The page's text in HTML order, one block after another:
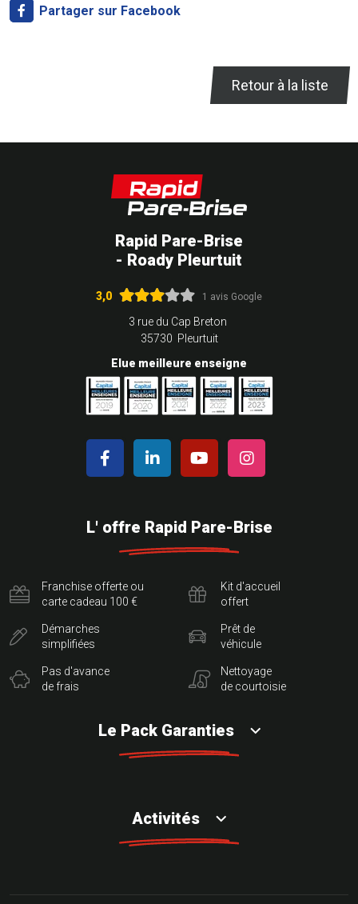
Partager sur Facebook
Retour à la liste
Rapid Pare-Brise
- Roady Pleurtuit
3,0 1 avis Google
3 rue du Cap Breton
35730 Pleurtuit
Elue meilleure enseigne
L' offre Rapid Pare-Brise
Franchise offerte ou
carte cadeau 100 €
Démarches
simplifiées
Pas d'avance
de frais
Kit d'accueil
offert
Prêt de
véhicule
Nettoyage
de courtoisie
Le Pack Garanties
Activités